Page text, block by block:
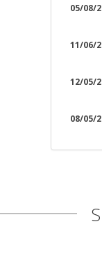
05/08/
11/06/
12/05/
08/05/